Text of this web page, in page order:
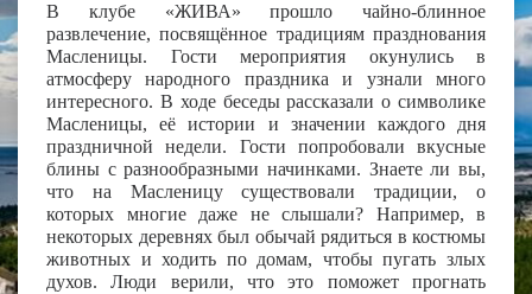
В клубе «ЖИВА» прошло чайно-блинное
развлечение, посвящённое традициям празднования
Масленицы. Гости мероприятия окунулись в
атмосферу народного праздника и узнали много
интересного. В ходе беседы рассказали о символике
Масленицы, её истории и значении каждого дня
праздничной недели. Гости попробовали вкусные
блины с разнообразными начинками. Знаете ли вы,
что на Масленицу существовали традиции, о
которых многие даже не слышали? Например, в
некоторых деревнях был обычай рядиться в костюмы
животных и ходить по домам, чтобы пугать злых
духов. Люди верили, что это поможет прогнать